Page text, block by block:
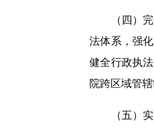
（四）完善
法体系，强
健全行政执
院跨区域管
（五）实行